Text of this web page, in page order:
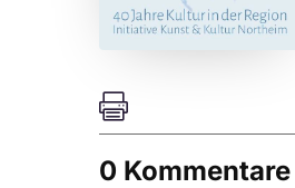

0 Kommentare